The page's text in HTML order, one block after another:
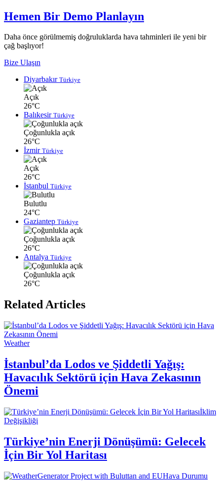
Hemen Bir Demo Planlayın
Daha önce görülmemiş doğruluklarda hava tahminleri ile yeni bir
çağ başlıyor!
Bize Ulaşın
Diyarbakır Türkiye
Açık
26°C
Balıkesir Türkiye
Çoğunlukla açık
26°C
İzmir Türkiye
Açık
26°C
İstanbul Türkiye
Bulutlu
24°C
Gaziantep Türkiye
Çoğunlukla açık
26°C
Antalya Türkiye
Çoğunlukla açık
26°C
Related Articles
Weather
İstanbul’da Lodos ve Şiddetli Yağış:
Havacılık Sektörü için Hava Zekasının
Önemi
İklim
Değişikliği
Türkiye’nin Enerji Dönüşümü: Gelecek
İçin Bir Yol Haritası
Hava Durumu